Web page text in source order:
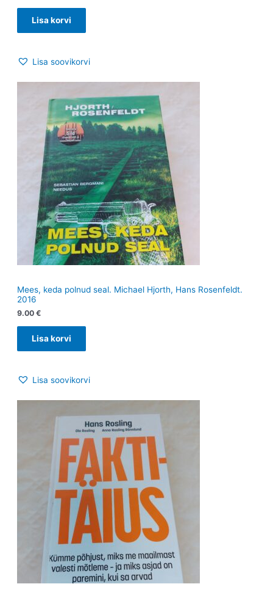
Lisa korvi
Lisa soovikorvi
Mees, keda polnud seal. Michael Hjorth, Hans Rosenfeldt.
2016
9.00 €
Lisa korvi
Lisa soovikorvi